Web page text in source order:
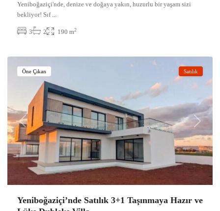
Yeniboğaziçi'nde, denize ve doğaya yakın, huzurlu bir yaşam sizi
bekliyor! Sıf ...
3 2 190 m2
Yeniboğaziçi,
Previous Next
Öne Çıkan Satılık
Yeniboğaziçi’nde Satılık 3+1 Taşınmaya Hazır ve